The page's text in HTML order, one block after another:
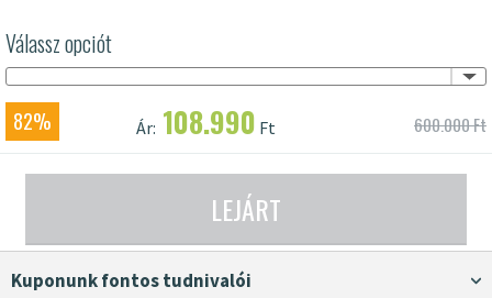
Válassz opciót
82% Ár: 108.990 Ft 600.000 Ft
LEJÁRT
Kuponunk fontos tudnivalói